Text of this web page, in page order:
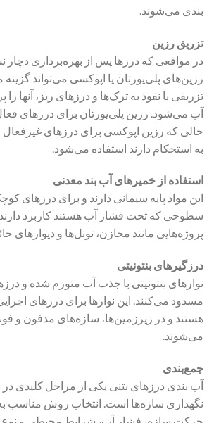
بندی می‌شوند.
تزریق رزین
در مواقعی که درزها پس از بهره‌برداری دچار
رزین‌های پلی‌یورتان یا اپوکسی می‌تواند
تزریقی با نفوذ به ترک‌ها و درزهای ریز، آنها را
آب می‌شود. رزین پلی‌یورتان برای درزهای
حالی که رزین اپوکسی برای درزهای غیرفعال
به استحکام دارند استفاده می‌شود.
استفاده از خمیرهای آب بند معدنی
این مواد پایه سیمانی دارند و برای درزهای
سطوحی که تحت فشار آب هستند کاربرد
پروژه‌هایی مانند مخازن، تونل‌ها و دیوارهای
درزگیرهای بنتونیتی
نوارهای بنتونیتی با جذب آب متورم شده و
مسدود می‌کنند. این نوارها برای درزهای
هستند و در زیرزمین‌ها، سازه‌های مدفون و
می‌شوند.
جمع‌بندی
آب بندی درزهای بتنی یکی از مراحل کلیدی
نگهداری سازه‌ها است. انتخاب روش مناسب